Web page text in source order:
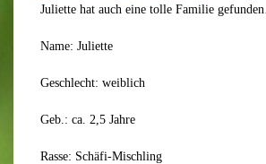
Juliette hat auch eine tolle Familie
Name: Juliette
Geschlecht: weiblich
Geb.: ca. 2,5 Jahre
Rasse: Schäfi-Mischling